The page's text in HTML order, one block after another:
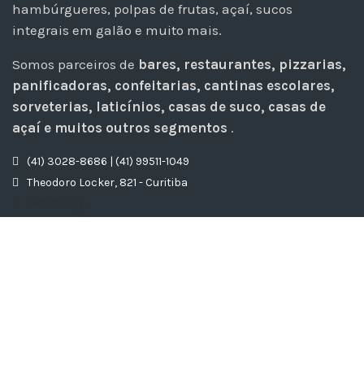
hambúrgueres, polpas de frutas, açaí, sucos
integrais em galão e muito mais.
Somos parceiros de bares, restaurantes, pizzarias,
panificadoras, confeitarias, cantinas escolares,
sorveterias, laticínios, casas de suco, casas de
açaí e muitos outros segmentos .
(41) 3028-8686 | (41) 99511-1049
Theodoro Locker, 821 - Curitiba